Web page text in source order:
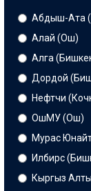
Абдыш-Ата
Алай (Ош)
Алга
Дордой
Нефтчи
ОшМУ (Ош)
Мурас
Илбирс
Кыргыз